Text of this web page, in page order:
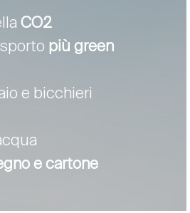
CO2
più green
e bicchieri
e cartone